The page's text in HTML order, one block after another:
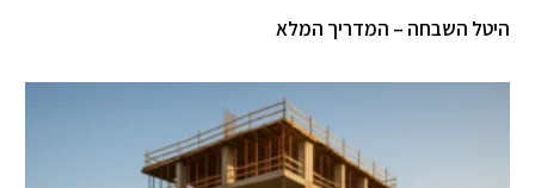
היטל השבחה – המדריך המלא